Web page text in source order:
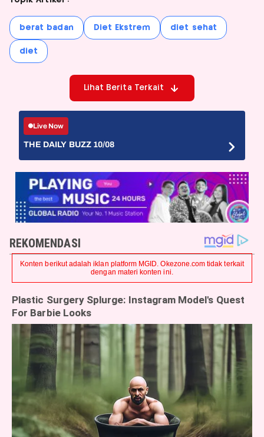
berat badan Diet Ekstrem diet sehat
diet
Lihat Berita Terkait
Live Now
THE DAILY BUZZ 10/08